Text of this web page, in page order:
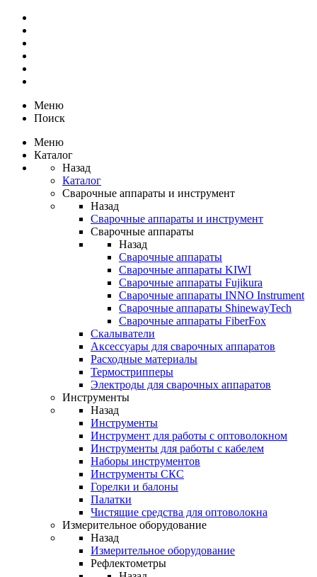
Меню
Поиск
Меню
Каталог
Назад
Каталог
Сварочные аппараты и инструмент
Назад
Сварочные аппараты и инструмент
Сварочные аппараты
Назад
Сварочные аппараты
Сварочные аппараты KIWI
Сварочные аппараты Fujikura
Сварочные аппараты INNO Instrument
Сварочные аппараты ShinewayTech
Cварочные аппараты FiberFox
Скалыватели
Аксессуары для сварочных аппаратов
Расходные материалы
Термострипперы
Электроды для сварочных аппаратов
Инструменты
Назад
Инструменты
Инструмент для работы с оптоволокном
Инструменты для работы с кабелем
Наборы инструментов
Инструменты СКС
Горелки и балоны
Палатки
Чистящие средства для оптоволокна
Измерительное оборудование
Назад
Измерительное оборудование
Рефлектометры